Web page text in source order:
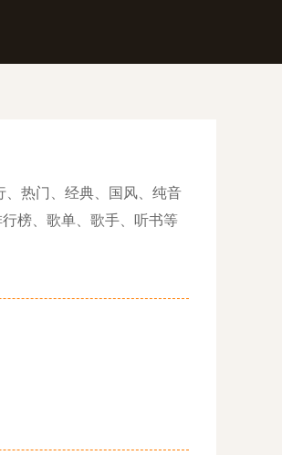
、热门、经典、国风、纯音
榜、歌单、歌手、听书等